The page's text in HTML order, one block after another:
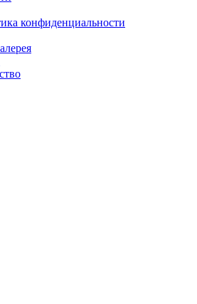
конфиденциальности